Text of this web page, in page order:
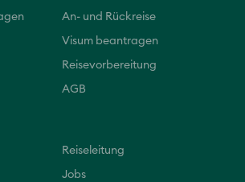
An- und Rückreise
Visum beantragen
Reisevorbereitung
AGB
Reiseleitung
Jobs